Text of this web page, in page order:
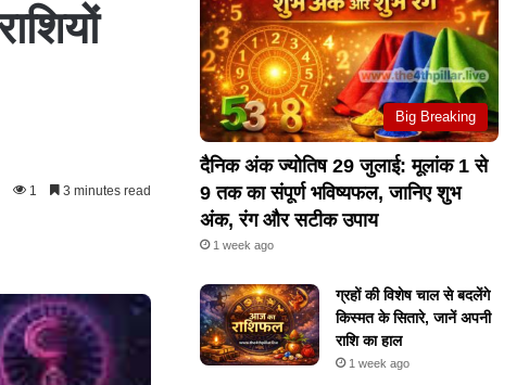
1 3 minutes read
Big Breaking
दैनिक अंक ज्योतिष 29 जुलाई: मूलांक 1 से
9 तक का संपूर्ण भविष्यफल, जानिए शुभ
अंक, रंग और सटीक उपाय
1 week ago
ग्रहों की विशेष चाल से बदलेंगे
किस्मत के सितारे, जानें अपनी
राशि का हाल
1 week ago